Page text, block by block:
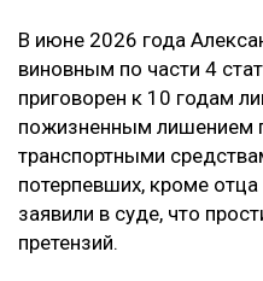
В июне 2026 года
виновным по части 4
приговорен к 10 годам
пожизненным лишением
транспортными
потерпевших, кроме
заявили в суде, что
претензий.